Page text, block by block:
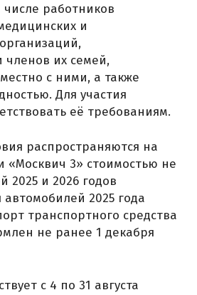
работников
и
членов их семей,
с ними, а также
Для участия
её требованиям.
распространяются на
«Москвич 3» стоимостью не
2025 и 2026 годов
автомобилей 2025 года
транспортного средства
не ранее 1 декабря
с 4 по 31 августа